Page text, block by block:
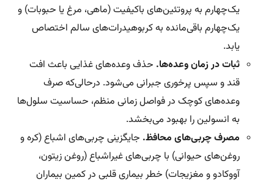
یک‌چهارم به پروتئین‌های باکیفیت (ماهی، مرغ یا حبوبات) و
یک‌چهارم باقی‌مانده به کربوهیدرات‌های سالم اختصاص
یابد.
ثبات در زمان وعده‌ها. حذف وعده‌های غذایی باعث افت
قند و سپس پرخوری جبرانی می‌شود. در‌حالی‌که صرف
وعده‌های کوچک در فواصل زمانی منظم، حساسیت سلول‌ها
به انسولین را بهبود می‌بخشد.
مصرف چربی‌های محافظ. جایگزینی چربی‌های اشباع (کره و
روغن‌های حیوانی) با چربی‌های غیراشباع (روغن زیتون،
آووکادو و مغزیجات) خطر بیماری‌ قلبی در کمین بیماران